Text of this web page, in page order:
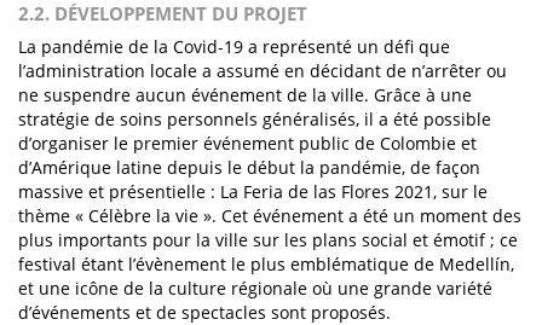
2.2. DÉVELOPPEMENT DU PROJET
La pandémie de la Covid-19 a représenté un défi que
l’administration locale a assumé en décidant de n’arrêter ou
ne suspendre aucun événement de la ville. Grâce à une
stratégie de soins personnels généralisés, il a été possible
d’organiser le premier événement public de Colombie et
d’Amérique latine depuis le début la pandémie, de façon
massive et présentielle : La Feria de las Flores 2021, sur le
thème « Célèbre la vie ». Cet événement a été un moment des
plus importants pour la ville sur les plans social et émotif ; ce
festival étant l’évènement le plus emblématique de Medellín,
et une icône de la culture régionale où une grande variété
d’événements et de spectacles sont proposés.